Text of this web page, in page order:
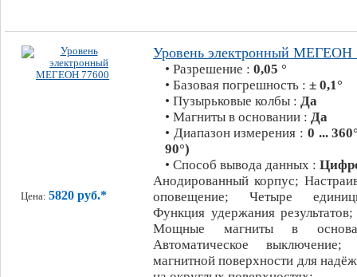
Цена: 5820 руб.*
Уровень электронный МЕГЕОН
• Разрешение : 0,05 °
• Базовая погрешность : ± 0,1°
• Пузырьковые колбы : Да
• Магниты в основании : Да
• Диапазон измерения : 0 ...
90°)
• Способ вывода данных :
Анодированный корпус;
оповещение; Четыре
Функция удержания
Мощные магниты в
Автоматическое
магнитной поверхности для